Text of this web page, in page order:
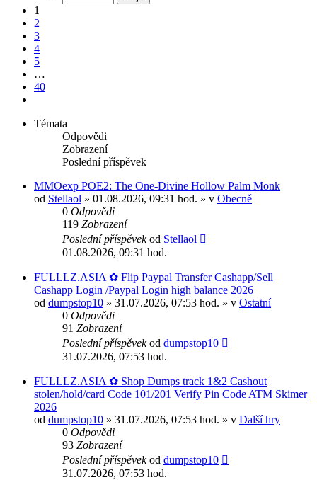
z
40
1
2
3
4
5
…
40
Témata
Odpovědi
Zobrazení
Poslední příspěvek
MMOexp POE2: The One-Divine Hollow Palm Monk
od Stellaol » 01.08.2026, 09:31 hod. » v Obecně
0 Odpovědi
119 Zobrazení
Poslední příspěvekod Stellaol
01.08.2026, 09:31 hod.
FULLLZ.ASIA ✿ Flip Paypal Transfer Cashapp/Sell
Cashapp Login /Paypal Login high balance 2026
od dumpstop10 » 31.07.2026, 07:53 hod. » v Ostatní
0 Odpovědi
91 Zobrazení
Poslední příspěvekod dumpstop10
31.07.2026, 07:53 hod.
FULLLZ.ASIA ✿ Shop Dumps track 1&2 Cashout
stolen/hold/card Code 101/201 Verify Pin Code ATM Skimer
2026
od dumpstop10 » 31.07.2026, 07:53 hod. » v Další hry
0 Odpovědi
93 Zobrazení
Poslední příspěvekod dumpstop10
31.07.2026, 07:53 hod.